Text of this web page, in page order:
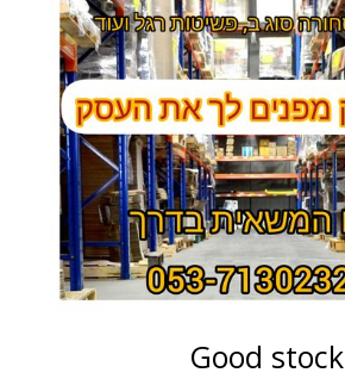
Good stock